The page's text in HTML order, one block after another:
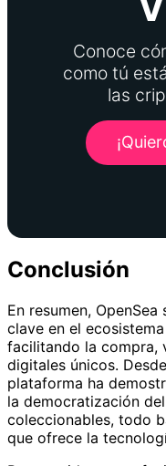
Conoce
como tú
las
Conclusión
En resumen,
clave en el
facilitando la compra,
digitales únicos.
plataforma ha
la democratización
coleccionables, todo
que ofrece la